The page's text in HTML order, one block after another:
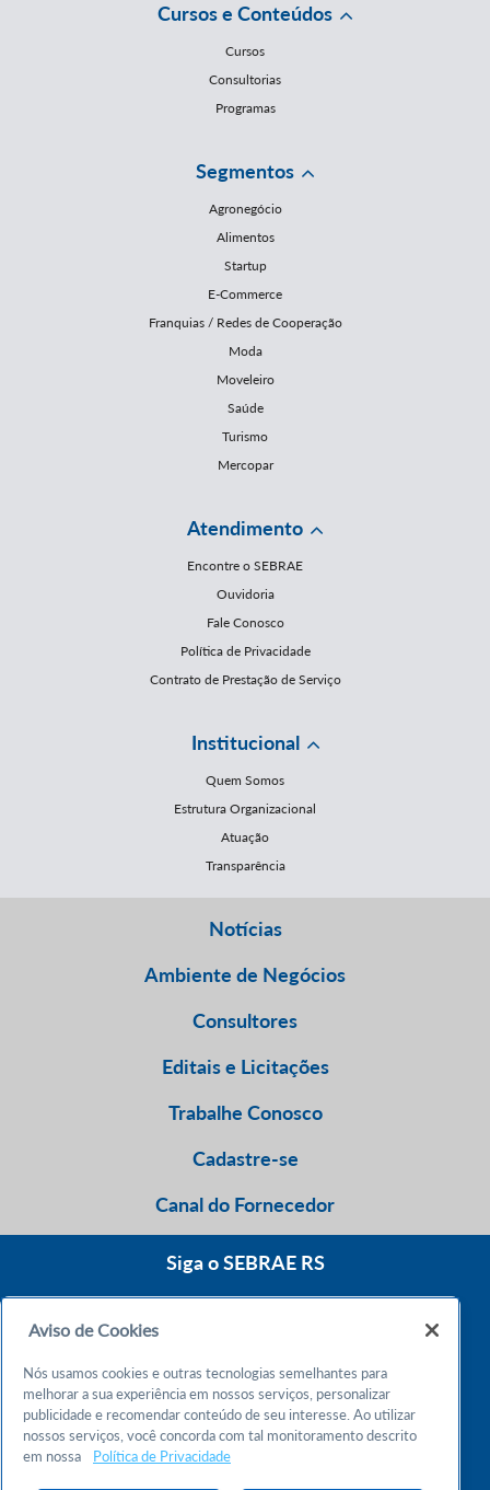
Cursos e Conteúdos
Cursos
Consultorias
Programas
Segmentos
Agronegócio
Alimentos
Startup
E-Commerce
Franquias / Redes de Cooperação
Moda
Moveleiro
Saúde
Turismo
Mercopar
Atendimento
Encontre o SEBRAE
Ouvidoria
Fale Conosco
Política de Privacidade
Contrato de Prestação de Serviço
Institucional
Quem Somos
Estrutura Organizacional
Atuação
Transparência
Notícias
Ambiente de Negócios
Consultores
Editais e Licitações
Trabalhe Conosco
Cadastre-se
Canal do Fornecedor
Siga o SEBRAE RS
Atendimento 24h
Chame no WhatsApp
Aviso de Cookies
Nós usamos cookies e outras tecnologias semelhantes para
melhorar a sua experiência em nossos serviços, personalizar
publicidade e recomendar conteúdo de seu interesse. Ao utilizar
nossos serviços, você concorda com tal monitoramento descrito
em nossa
Política de Privacidade